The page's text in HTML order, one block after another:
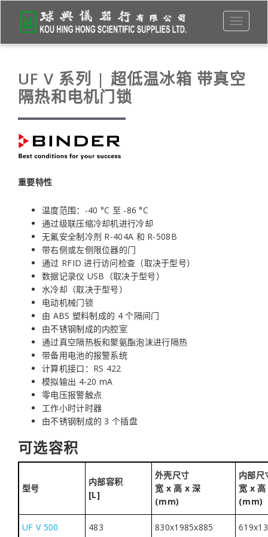
Toggle
UF V 系列 | 超低温冰箱 带真空
隔热和电机门锁
重要特性
温度范围：-40 °C 至 -86 °C
通过级联压缩冷却机进行冷却
无氟安全制冷剂 R-404A 和 R-508B
带右侧或左侧限位器的门
通过 RFID 进行访问检查（取决于型号）
数据记录仪 USB（取决于型号）
水冷却（取决于型号）
电动机械门锁
由 ABS 塑料制成的 4 个隔间门
由不锈钢制成的内腔室
通过真空隔热板和聚氨酯泡沫进行隔热
带备用电池的报警系统
计算机接口：RS 422
模拟输出 4-20 mA
零电压报警触点
工作小时计时器
由不锈钢制成的 3 个插盘
可选容积
型号
内部容积
[L]
外壳尺寸
宽 x 高 x 深
(mm)
内部尺
宽 x
(mm)
UF V 500 483 830x1985x885